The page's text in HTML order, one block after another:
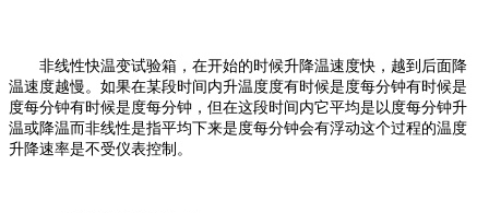
非线性快温变试验箱，在开始的时候升降温速度快，越到后面降
温速度越慢。如果在某段时间内升温度度有时候是度每分钟有时候是
度每分钟有时候是度每分钟，但在这段时间内它平均是以度每分钟升
温或降温而非线性是指平均下来是度每分钟会有浮动这个过程的温度
升降速率是不受仪表控制。